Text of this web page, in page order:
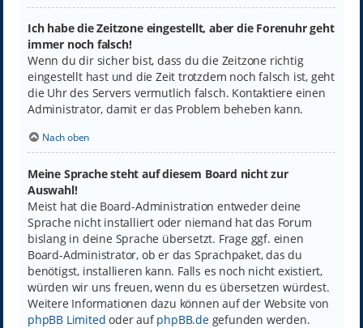
Ich habe die Zeitzone eingestellt, aber die Forenuhr geht
immer noch falsch!
Wenn du dir sicher bist, dass du die Zeitzone richtig
eingestellt hast und die Zeit trotzdem noch falsch ist, geht
die Uhr des Servers vermutlich falsch. Kontaktiere einen
Administrator, damit er das Problem beheben kann.
Nach oben
Meine Sprache steht auf diesem Board nicht zur
Auswahl!
Meist hat die Board-Administration entweder deine
Sprache nicht installiert oder niemand hat das Forum
bislang in deine Sprache übersetzt. Frage ggf. einen
Board-Administrator, ob er das Sprachpaket, das du
benötigst, installieren kann. Falls es noch nicht existiert,
würden wir uns freuen, wenn du es übersetzen würdest.
Weitere Informationen dazu können auf der Website von
phpBB Limited oder aufphpBB.degefunden werden.